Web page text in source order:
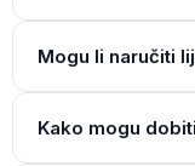
Mogu li naručiti
Kako mogu